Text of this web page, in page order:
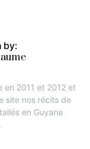
by:
2011 et 2012 et
site nos récits de
en Guyane